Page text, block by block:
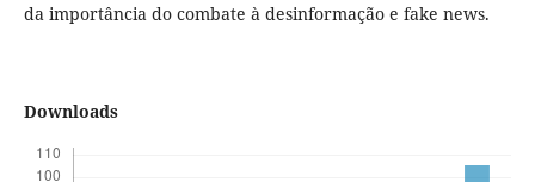
da importância do combate à desinformação e fake news.
Downloads